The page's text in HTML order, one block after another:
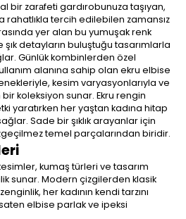
bir zarаfeti gardırobunuza taşıyan,
tercih edilebilen zamansız
yer alan bu yumuşak renk
detayların buluştuğu tasarımlarla
Günlük kombinlerden özel
alanına sahip olan ekru elbise
kesim varyasyonlarıyla ve
koleksiyon sunar. Ekru rengin
yaratırken her yaştan kadına hitap
Sade bir şıklık arayanlar için
temel parçalarından biridir.
kumaş türleri ve tasarım
sunar. Modern çizgilerden klasik
her kadının kendi tarzını
saten elbise parlak ve ipeksi